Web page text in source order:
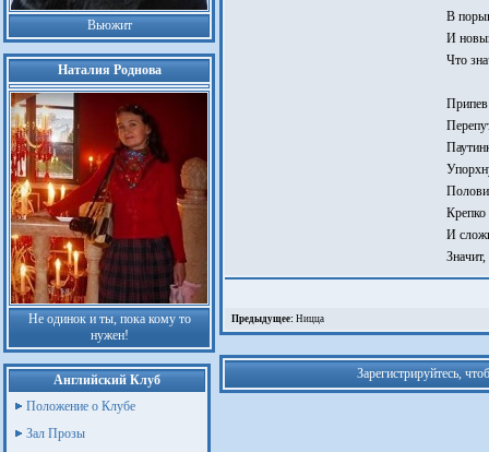
Вьюжит
Наталия Роднова
Не одинок и ты, пока кому то
нужен!
Английский Клуб
Положение о Клубе
Зал Прозы
В
И
Что
Крепко
И
Предыдущее: Ницца
Зарегистрируйтесь,